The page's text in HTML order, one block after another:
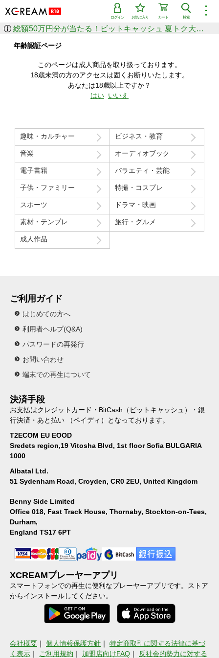
︙
検索
カート
お気に入り
ログイン
作品を探す
ジャンル
シリーズ
人気のセール中商品
新着セール中商品
すべての作品から探す
価格の安い順
価格の高い順
月間ランキング
年間ランキング
総額50万円分が当たる！ビットキャッシュ 夏トク大感謝祭
年齢認証ページ
このページは成人商品を取り扱っております。
18歳未満の方のアクセスは固くお断りいたします。
あなたは18歳以上ですか？
はい いいえ
趣味・カルチャー ビジネス・教育
音楽 オーディオブック
電子書籍 バラエティ・芸能
子供・ファミリー 特撮・コスプレ
スポーツ ドラマ・映画
素材・テンプレ 旅行・グルメ
成人作品
ご利用ガイド
はじめての方へ
利用者ヘルプ(Q&A)
パスワードの再発行
お問い合わせ
端末での再生について
決済手段
お支払はクレジットカード・BitCash（ビットキャッシュ）・銀
行決済・あと払い （ペイディ）となっております。
T2ECOM EU EOOD
Sredets region,19 Vitosha Blvd, 1st floor Sofia BULGARIA
1000
Albatal Ltd.
51 Sydenham Road, Croyden, CR0 2EU, United Kingdom
Benny Side Limited
Office 018, Fast Track House, Thornaby, Stockton-on-Tees,
Durham,
England TS17 6PT
XCREAMプレーヤーアプリ
スマートフォンでの再生に便利なプレーヤーアプリです。ストア
からインストールしてください。
会社概要 ｜ 個人情報保護方針 ｜ 特定商取引に関する法律に基づ
く表示 ｜ ご利用規約 ｜ 加盟店向けFAQ ｜ 反社会的勢力に対する